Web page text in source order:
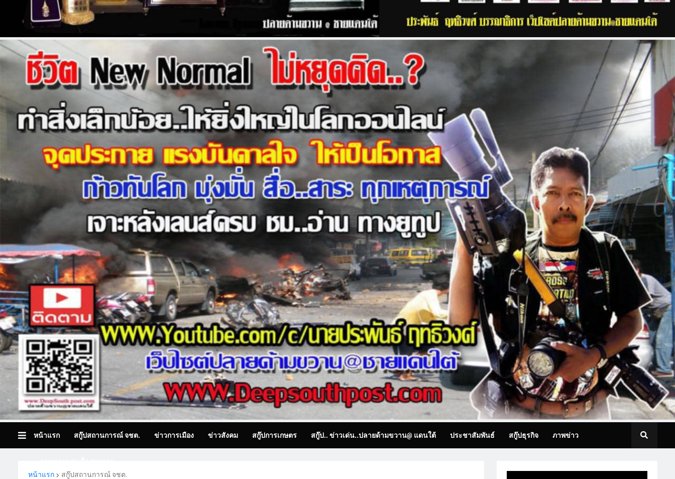
หน้าแรก สกู๊ปสถานการณ์ จชต. ข่าวการเมือง ข่าวสังคม สกู๊ปการเกษตร สกู๊ป.. ข่าวเด่น..ปลายด้ามขวาน@ แดนใต้ ประชาสัมพันธ์ สกู๊ปธุรกิจ ภาพข่าว
หน้าแรก
สกู๊ปสถานการณ์ จชต.